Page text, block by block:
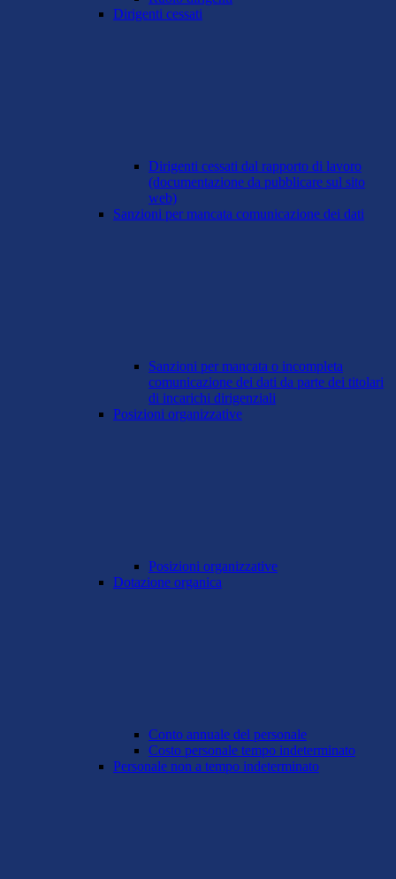
Dirigenti cessati
Dirigenti cessati dal rapporto di lavoro
(documentazione da pubblicare sul sito
web)
Sanzioni per mancata comunicazione dei dati
Sanzioni per mancata o incompleta
comunicazione dei dati da parte dei titolari
di incarichi dirigenziali
Posizioni organizzative
Posizioni organizzative
Dotazione organica
Conto annuale del personale
Costo personale tempo indeterminato
Personale non a tempo indeterminato